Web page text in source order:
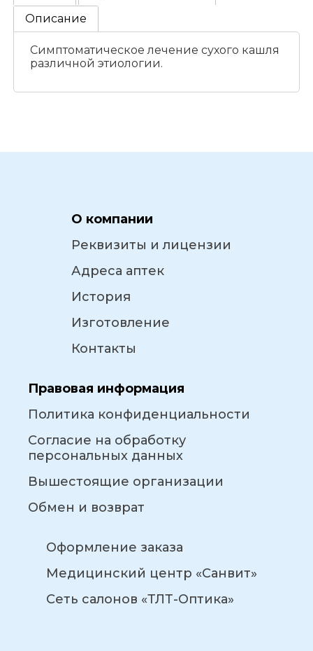
Описание
Симптоматическое лечение сухого кашля
различной этиологии.
О компании
Реквизиты и лицензии
Адреса аптек
История
Изготовление
Контакты
Правовая информация
Политика конфиденциальности
Согласие на обработку
персональных данных
Вышестоящие организации
Обмен и возврат
Оформление заказа
Медицинский центр «Санвит»
Сеть салонов «ТЛТ-Оптика»